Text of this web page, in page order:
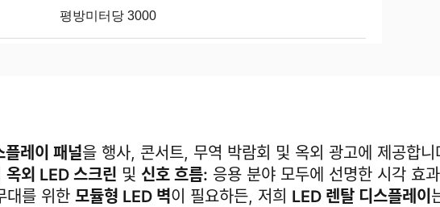
평방미터당 3000
플레이 패널을 행사, 콘서트, 무역 박람회 및 옥외 광고에 제공합
옥외 LED 스크린 및 신호 흐름: 응용 분야 모두에 선명한 시각 효
대를 위한 모듈형 LED 벽이 필요하든, 저희 LED 렌탈 디스플레이